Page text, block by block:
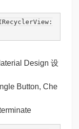
Design 设
Button, Che